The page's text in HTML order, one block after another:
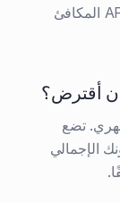
متناقصة 10%. عند مقارنة العروض، قارن دائمًا الـAPR — تعرض هذه الحاسبة الـAPR المكافئ
أقترض؟
عند 20 ضعف راتبك الشهري. تضع
عبء ديونك الإجمالي